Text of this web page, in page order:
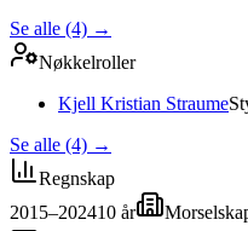
Se alle (4) →
Nøkkelroller
Kjell Kristian Straume
Se alle (4) →
Regnskap
2015–202410 år